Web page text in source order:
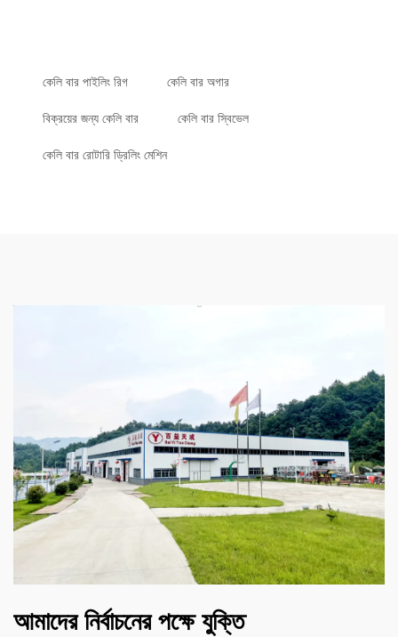
কেলি বার পাইলিং রিগ কেলি বার অগার
বিক্রয়ের জন্য কেলি বার কেলি বার স্বিভেল
কেলি বার রোটারি ড্রিলিং মেশিন
আমাদের নির্বাচনের পক্ষে যুক্তি